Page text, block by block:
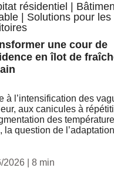
résidentiel
Solutions pour les
une cour de
en îlot de
à l’intensification des
aux canicules à
des
la question de
2026 8 min